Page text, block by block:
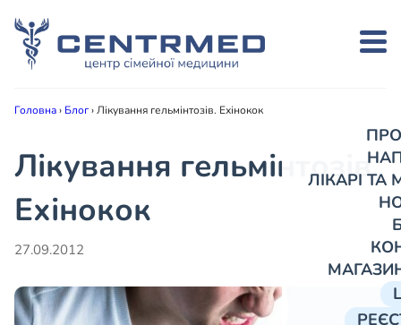
ЛІКАРІ
Головна› Блог›Лікування гельмінтозів. Ехінокок
Лікування гельмінтозів.
Ехінокок
27.09.2012